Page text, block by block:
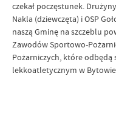
czekał poczęstunek.
Nakla (dziewczęta) i OSP
naszą Gminę na szczeblu
Zawodów Sportowo-
Pożarniczych, które odbędą
lekkoatletycznym w